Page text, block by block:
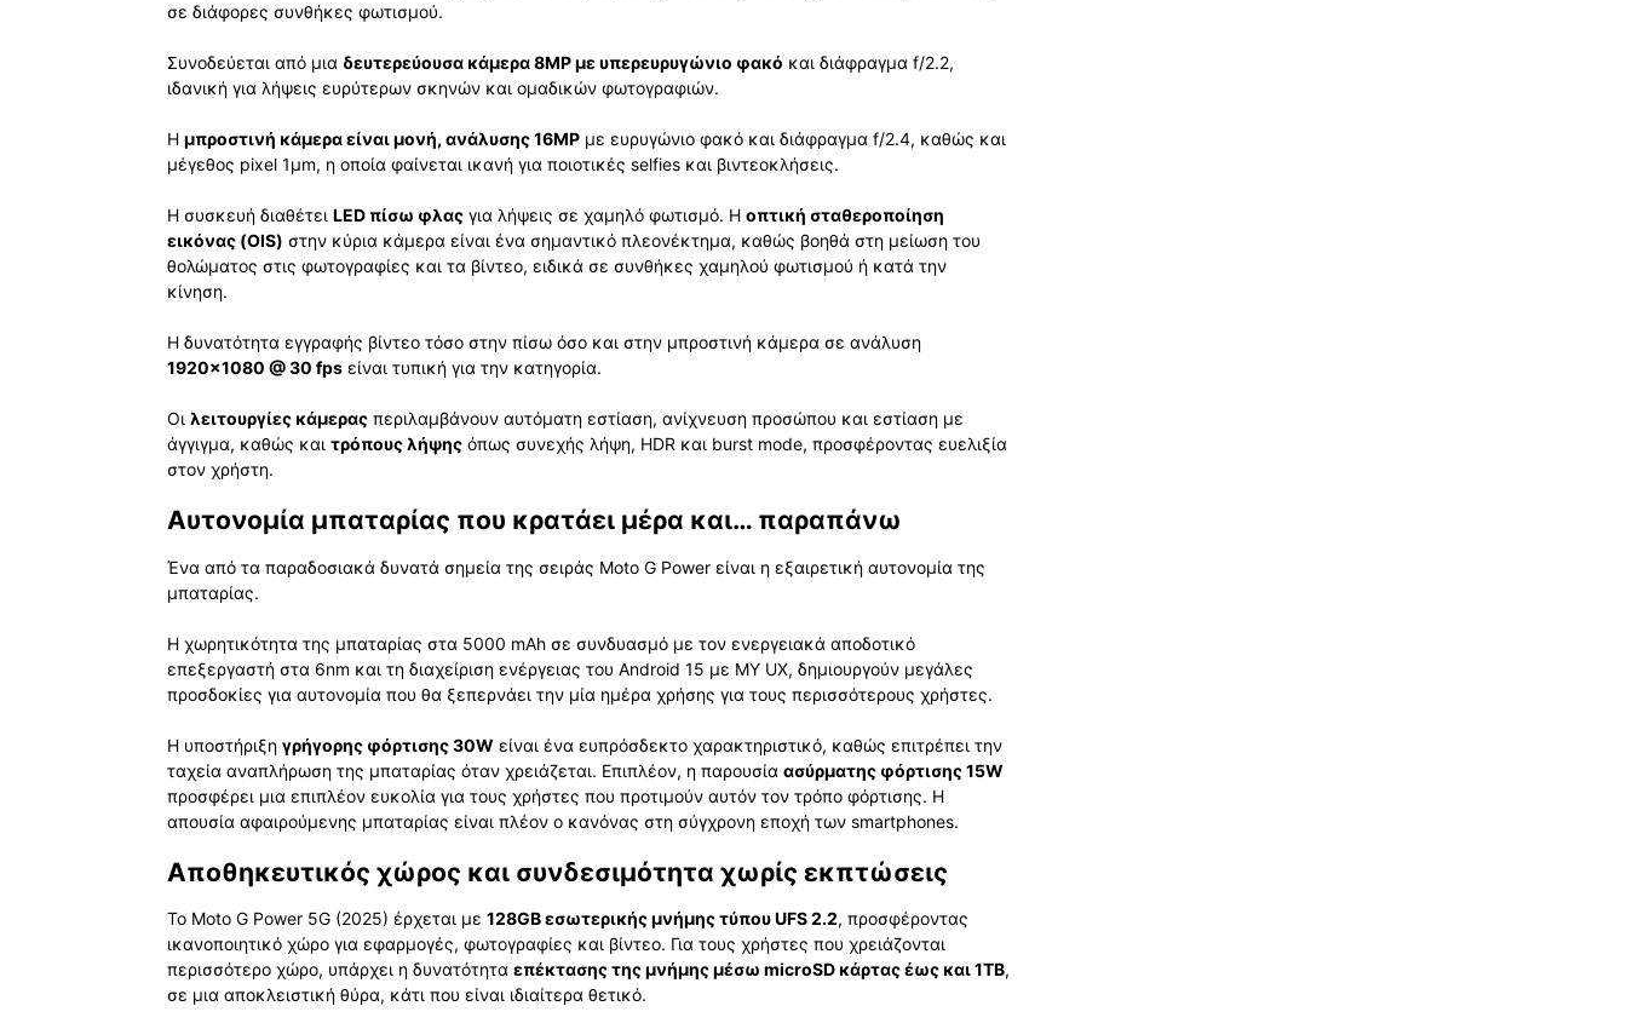
σε διάφορες συνθήκες φωτισμού.
Συνοδεύεται από μια δευτερεύουσα κάμερα 8MP με υπερευρυγώνιο φακό και διάφραγμα f/2.2,
ιδανική για λήψεις ευρύτερων σκηνών και ομαδικών φωτογραφιών.
Η μπροστινή κάμερα είναι μονή, ανάλυσης 16MP με ευρυγώνιο φακό και διάφραγμα f/2.4, καθώς και
μέγεθος pixel 1µm, η οποία φαίνεται ικανή για ποιοτικές selfies και βιντεοκλήσεις.
Η συσκευή διαθέτει LED πίσω φλας για λήψεις σε χαμηλό φωτισμό. Η οπτική σταθεροποίηση
εικόνας (OIS) στην κύρια κάμερα είναι ένα σημαντικό πλεονέκτημα, καθώς βοηθά στη μείωση του
θολώματος στις φωτογραφίες και τα βίντεο, ειδικά σε συνθήκες χαμηλού φωτισμού ή κατά την
κίνηση.
Η δυνατότητα εγγραφής βίντεο τόσο στην πίσω όσο και στην μπροστινή κάμερα σε ανάλυση
1920×1080 @ 30 fps είναι τυπική για την κατηγορία.
Οι λειτουργίες κάμερας περιλαμβάνουν αυτόματη εστίαση, ανίχνευση προσώπου και εστίαση με
άγγιγμα, καθώς και τρόπους λήψης όπως συνεχής λήψη, HDR και burst mode, προσφέροντας ευελιξία
στον χρήστη.
Αυτονομία μπαταρίας που κρατάει μέρα και… παραπάνω
Ένα από τα παραδοσιακά δυνατά σημεία της σειράς Moto G Power είναι η εξαιρετική αυτονομία της
μπαταρίας.
Η χωρητικότητα της μπαταρίας στα 5000 mAh σε συνδυασμό με τον ενεργειακά αποδοτικό
επεξεργαστή στα 6nm και τη διαχείριση ενέργειας του Android 15 με MY UX, δημιουργούν μεγάλες
προσδοκίες για αυτονομία που θα ξεπερνάει την μία ημέρα χρήσης για τους περισσότερους χρήστες.
Η υποστήριξη γρήγορης φόρτισης 30W είναι ένα ευπρόσδεκτο χαρακτηριστικό, καθώς επιτρέπει την
ταχεία αναπλήρωση της μπαταρίας όταν χρειάζεται. Επιπλέον, η παρουσία ασύρματης φόρτισης 15W
προσφέρει μια επιπλέον ευκολία για τους χρήστες που προτιμούν αυτόν τον τρόπο φόρτισης. Η
απουσία αφαιρούμενης μπαταρίας είναι πλέον ο κανόνας στη σύγχρονη εποχή των smartphones.
Αποθηκευτικός χώρος και συνδεσιμότητα χωρίς εκπτώσεις
Το Moto G Power 5G (2025) έρχεται με 128GB εσωτερικής μνήμης τύπου UFS 2.2, προσφέροντας
ικανοποιητικό χώρο για εφαρμογές, φωτογραφίες και βίντεο. Για τους χρήστες που χρειάζονται
περισσότερο χώρο, υπάρχει η δυνατότητα επέκτασης της μνήμης μέσω microSD κάρτας έως και 1TB,
σε μια αποκλειστική θύρα, κάτι που είναι ιδιαίτερα θετικό.